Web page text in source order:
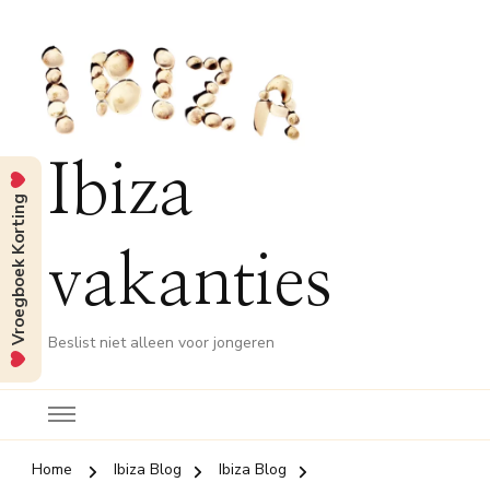
Ibiza
vakanties
Beslist niet alleen voor jongeren
Home Ibiza Blog
Ibiza Blog
Vroegboek Korting